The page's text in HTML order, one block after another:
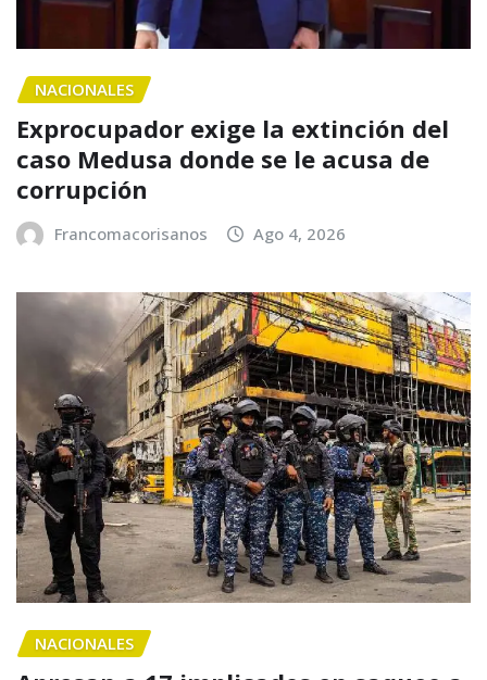
NACIONALES
Exprocupador exige la extinción del
caso Medusa donde se le acusa de
corrupción
Francomacorisanos Ago 4, 2026
NACIONALES